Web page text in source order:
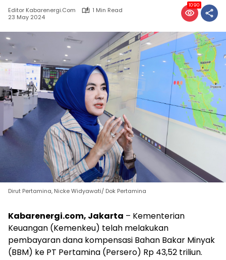
Editor Kabarenergi.com
1 Min Read
23 May 2024
1090
Dirut Pertamina, Nicke Widyawati/ Dok Pertamina
Kabarenergi.com, Jakarta – Kementerian
Keuangan (Kemenkeu) telah melakukan
pembayaran dana kompensasi Bahan Bakar Minyak
(BBM) ke PT Pertamina (Persero) Rp 43,52 triliun.